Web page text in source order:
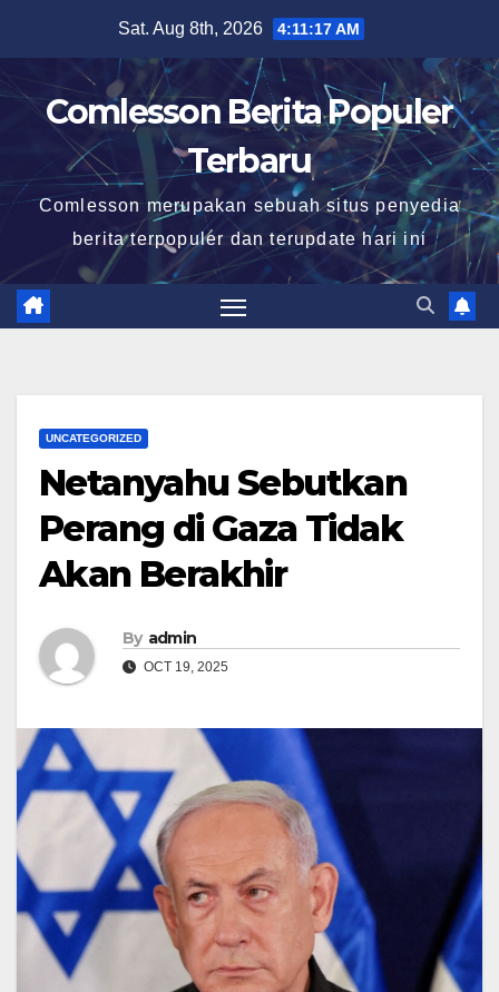
content
Sat. Aug 8th, 2026 4:11:18 AM
Comlesson Berita Populer
Terbaru
Comlesson merupakan sebuah situs penyedia
berita terpopuler dan terupdate hari ini
UNCATEGORIZED
Netanyahu Sebutkan
Perang di Gaza Tidak
Akan Berakhir
By admin
OCT 19, 2025